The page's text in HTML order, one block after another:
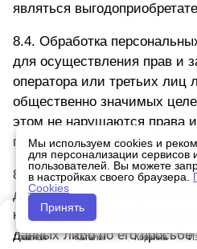
являться
8.4. Обработка
для осуществления прав и
оператора или третьих лиц
общественно значимых
этом не нарушаются права
персональных данных.
8.5. Осуществляется
данных, доступ
которым предоставлен
данных либо по его просьбе
Главная Каталог Корзина
Мы используем cookies и
для персонализации сервисов
пользователей. Вы можете
в настройках своего браузера.
Cookies
Принять